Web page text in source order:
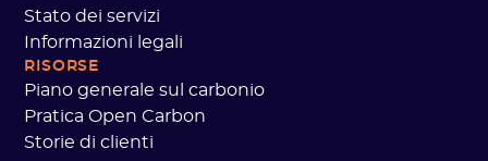
Stato dei servizi
Informazioni legali
RISORSE
Piano generale sul carbonio
Pratica Open Carbon
Storie di clienti